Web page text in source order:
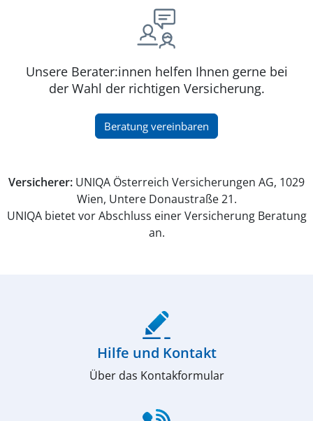
Unsere Berater:innen helfen Ihnen gerne bei
der Wahl der richtigen Versicherung.
Beratung vereinbaren
(öffnet in neuem Fenster)
Versicherer: UNIQA Österreich Versicherungen AG, 1029
Wien, Untere Donaustraße 21.
UNIQA bietet vor Abschluss einer Versicherung Beratung
an.
Hilfe und Kontakt
Über das Kontakformular